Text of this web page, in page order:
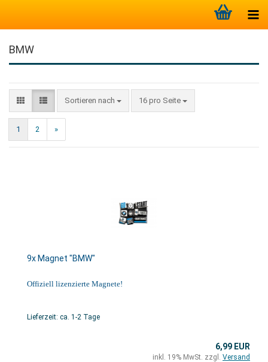
BMW
Sortieren nach 16 pro Seite
1 2 »
9x Magnet "BMW"
Offiziell lizenzierte Magnete!
Lieferzeit: ca. 1-2 Tage
6,99 EUR
inkl. 19% MwSt. zzgl. Versand